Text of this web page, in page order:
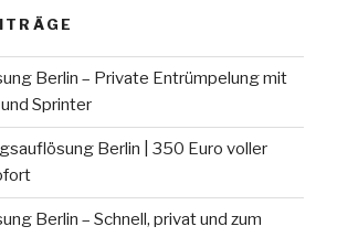
Berlin – Private Entrümpelung mit
Sprinter
Berlin | 350 Euro voller
Berlin – Schnell, privat und zum